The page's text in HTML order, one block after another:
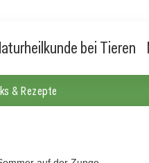
bei Tieren
& Rezepte